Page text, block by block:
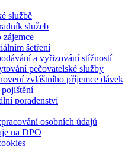
službě
služeb
zájemce
šetření
a vyřizování stížností
pečovatelské služby
zvláštního příjemce dávek
poradenství
osobních údajů
na DPO